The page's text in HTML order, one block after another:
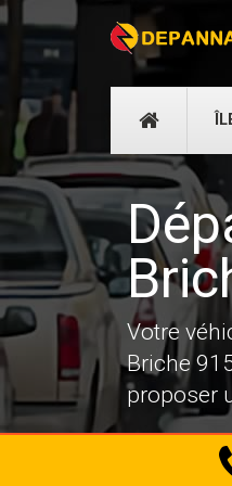
Votre
Briche
proposer